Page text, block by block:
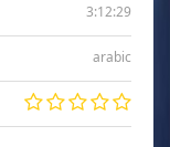
3:12:29
arabic